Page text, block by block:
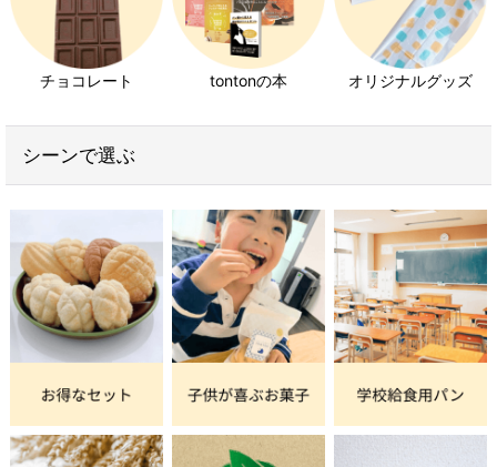
チョコレートとは、カカオの種子からできる菓子の一
種です。
カカオ豆と呼ばれるカカオの種子を発酵・乾燥・焙煎
し、それを細かく砕いてすりつぶした『カカオマス』
とカカオから抽出される植物油脂『カカオバター』、
砂糖などを原料として作られます。
カカオ豆の歴史は古く、エクアドルやメキシコがある
現在の中南米では紀元前2000年頃、なんと4000年も
の遥か昔からカカオが栽培されてきました。
のような固形ではなく、すりつぶしたカカオやトウモ
チョコレート tontonの本 オリジナルグッズ
シーンで選ぶ